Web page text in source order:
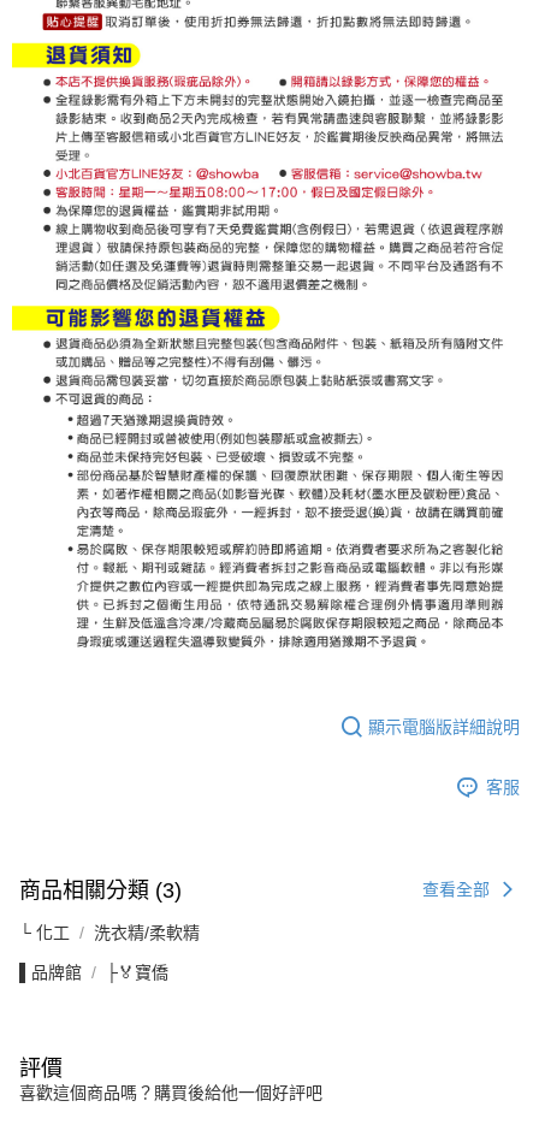
顯示電腦版詳細說明
客服
商品相關分類 (3) 查看全部
└ 化工 洗衣精/柔軟精
▌品牌館 ├🏅寶僑
評價
喜歡這個商品嗎？購買後給他一個好評吧